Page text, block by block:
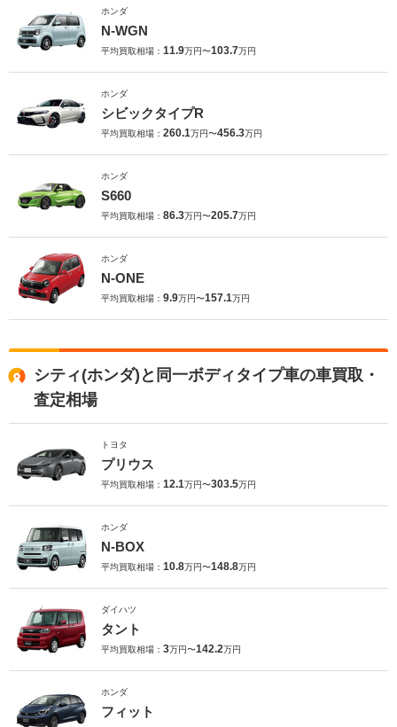
ホンダ
N-WGN
平均買取相場： 11.9万円〜103.7万円
ホンダ
シビックタイプR
平均買取相場： 260.1万円〜456.3万円
ホンダ
S660
平均買取相場： 86.3万円〜205.7万円
ホンダ
N-ONE
平均買取相場： 9.9万円〜157.1万円
シティ(ホンダ)と同一ボディタイプ車の車買取・
査定相場
トヨタ
プリウス
平均買取相場： 12.1万円〜303.5万円
ホンダ
N-BOX
平均買取相場： 10.8万円〜148.8万円
ダイハツ
タント
平均買取相場： 3万円〜142.2万円
ホンダ
フィット